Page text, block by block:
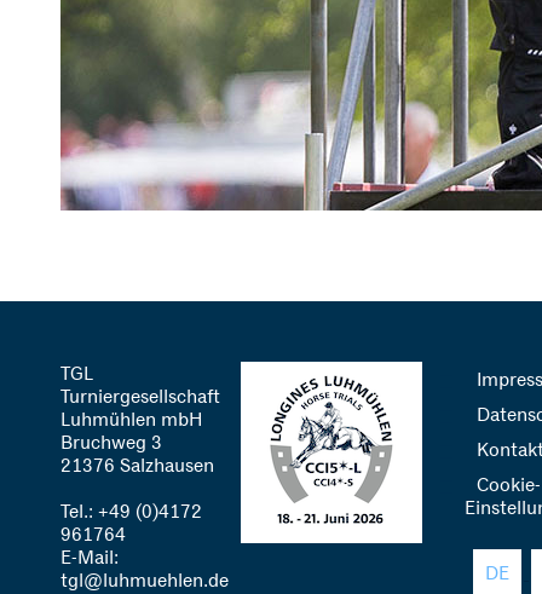
TGL
Turniergesellschaft
Luhmühlen mbH
Bruchweg 3
21376 Salzhausen
Tel.: +49 (0)4172
961764
E-Mail:
tgl@luhmuehlen.de
Cookie-
DE